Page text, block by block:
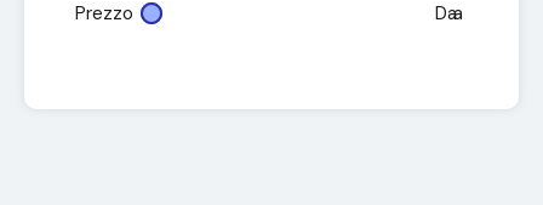
Prezzo Da
a